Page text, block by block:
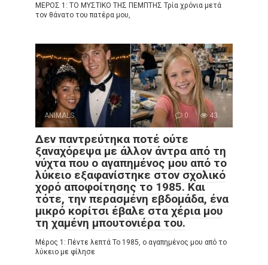
ΜΕΡΟΣ 1: ΤΟ ΜΥΣΤΙΚΟ ΤΗΣ ΠΕΜΠΤΗΣ Τρία χρόνια μετά
τον θάνατο του πατέρα μου,
ANIMALS 0 43
Δεν παντρεύτηκα ποτέ ούτε
ξαναχόρεψα με άλλον άντρα από τη
νύχτα που ο αγαπημένος μου από το
λύκειο εξαφανίστηκε στον σχολικό
χορό αποφοίτησης το 1985. Και
τότε, την περασμένη εβδομάδα, ένα
μικρό κορίτσι έβαλε στα χέρια μου
τη χαμένη μπουτονιέρα του.
Μέρος 1: Πέντε λεπτά Το 1985, ο αγαπημένος μου από το
λύκειο με φίλησε